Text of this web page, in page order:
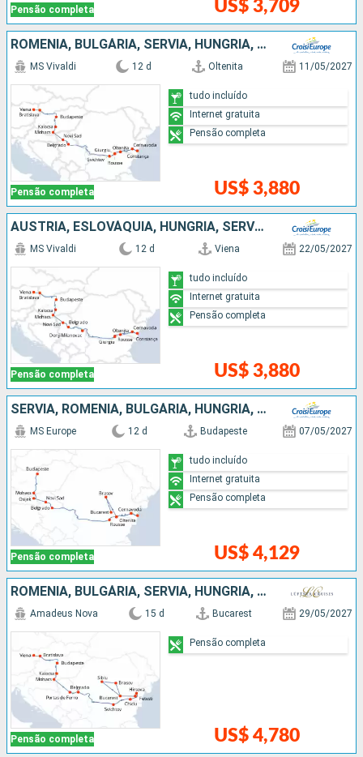
Pensão completa US$ 3,709
ROMÊNIA, BULGÁRIA, SÉRVIA, HUNGRIA, ESLOVÁQUIA, AUSTRIA
Pensão completa
MS Vivaldi 12 d Oltenita 11/05/2027
US$ 3,880
tudo incluído
Internet gratuita
Pensão completa
AUSTRIA, ESLOVÁQUIA, HUNGRIA, SÉRVIA, BULGÁRIA, ROMÊNIA
Pensão completa
MS Vivaldi 12 d Viena 22/05/2027
US$ 3,880
tudo incluído
Internet gratuita
Pensão completa
SÉRVIA, ROMÊNIA, BULGÁRIA, HUNGRIA, CROÁCIA
Pensão completa
MS Europe 12 d Budapeste 07/05/2027
US$ 4,129
tudo incluído
Internet gratuita
Pensão completa
ROMÊNIA, BULGÁRIA, SÉRVIA, HUNGRIA, ESLOVÁQUIA, AUSTRIA
Pensão completa
Amadeus Nova 15 d Bucarest 29/05/2027
US$ 4,780
Pensão completa